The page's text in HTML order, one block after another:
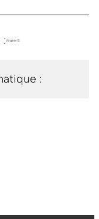
Virginie B.
: